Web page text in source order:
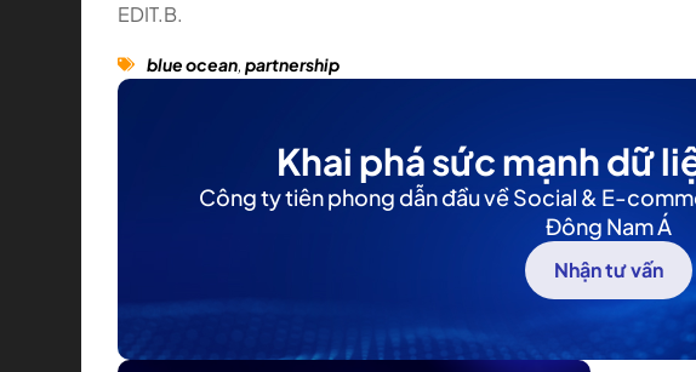
EDIT.B.
blue ocean,partnership
Khai phá sức mạnh dữ
Công ty tiên phong dẫn đầu về Social & E-
Đông Nam Á
Nhận tư vấn